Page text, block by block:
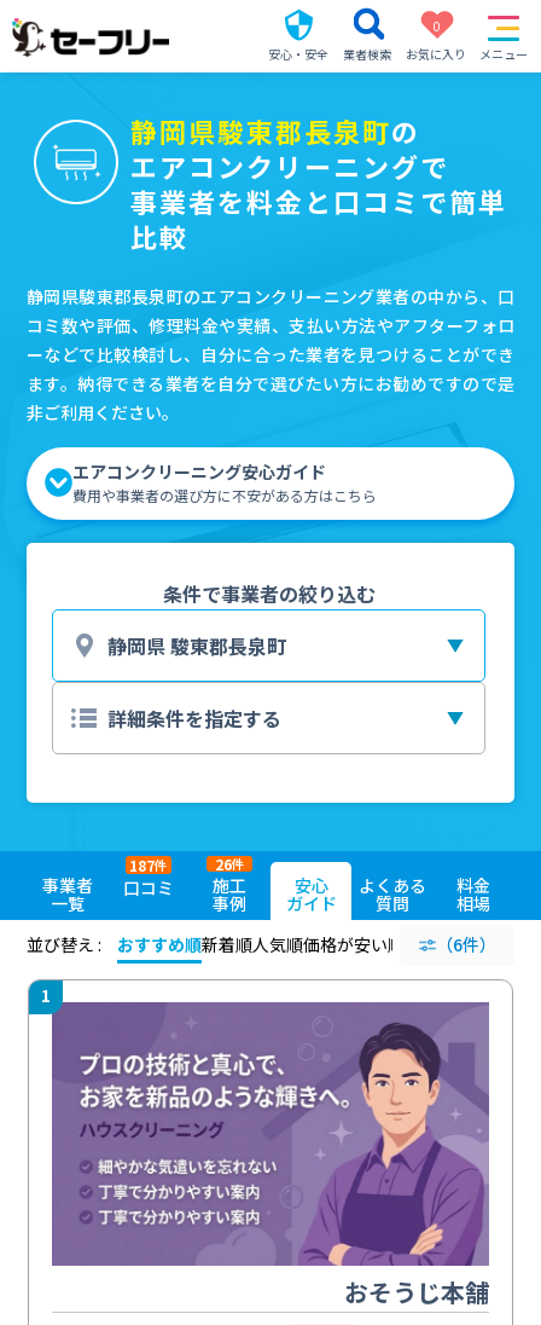
安心・安全 業者検索
0
お気に入り
メニュー
静岡県駿東郡長泉町の
エアコンクリーニングで
事業者を料金と口コミで簡単
比較
静岡県駿東郡長泉町のエアコンクリーニング業者の中から、口
コミ数や評価、修理料金や実績、支払い方法やアフターフォロ
ーなどで比較検討し、自分に合った業者を見つけることができ
ます。納得できる業者を自分で選びたい方にお勧めですので是
非ご利用ください。
エアコンクリーニング安心ガイド
費用や事業者の選び方に不安がある方はこちら
条件で事業者の絞り込む
事業者
一覧
口コミ
187件
施工
事例
26件
安心
ガイド
よくある
質問
料金
相場
並び替え :
おすすめ順新着順人気順価格が安い順 評価が高い順
（6件）
1
おそうじ本舗